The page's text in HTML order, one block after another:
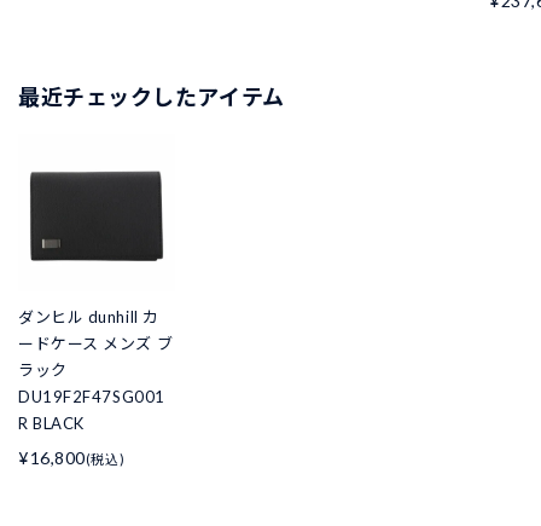
最近チェックしたアイテム
ダンヒル dunhill カ
ードケース メンズ ブ
ラック
DU19F2F47SG001
R BLACK
¥16,800(税込)